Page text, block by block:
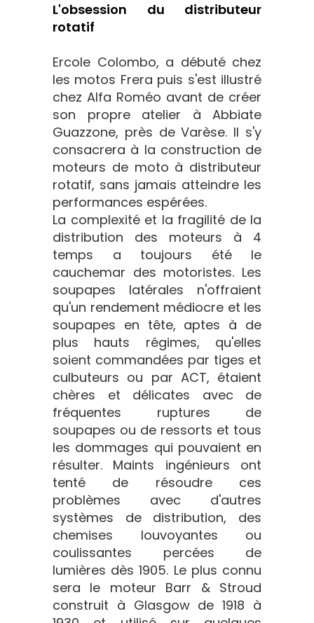
L'obsession du distributeur
rotatif
Ercole Colombo, a débuté chez
les motos Frera puis s'est illustré
chez Alfa Roméo avant de créer
son propre atelier à Abbiate
Guazzone, près de Varèse. Il s'y
consacrera à la construction de
moteurs de moto à distributeur
rotatif, sans jamais atteindre les
performances espérées.
La complexité et la fragilité de la
distribution des moteurs à 4
temps a toujours été le
cauchemar des motoristes. Les
soupapes latérales n'offraient
qu'un rendement médiocre et les
soupapes en tête, aptes à de
plus hauts régimes, qu'elles
soient commandées par tiges et
culbuteurs ou par ACT, étaient
chères et délicates avec de
fréquentes ruptures de
soupapes ou de ressorts et tous
les dommages qui pouvaient en
résulter. Maints ingénieurs ont
tenté de résoudre ces
problèmes avec d'autres
systèmes de distribution, des
chemises louvoyantes ou
coulissantes percées de
lumières dès 1905. Le plus connu
sera le moteur Barr & Stroud
construit à Glasgow de 1918 à